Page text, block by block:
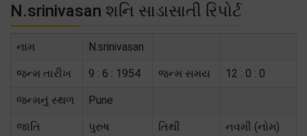
N.srinivasan શનિ સાડાસાતી રિપોર્ટ
નામ N.srinivasan
જન્મ તારીખ 9 : 6 : 1954 જન્મ સમય 12 : 0 : 0
જન્મનું સ્થળ Pune
જાતિ પુરુષ તિથી નવમી (નોમ)